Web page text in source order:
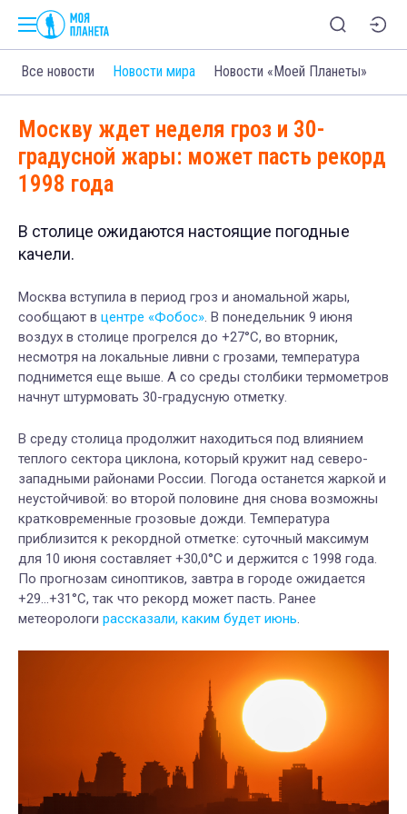
Все новости Новости мира Новости «Моей Планеты»
Москву ждет неделя гроз и 30-
градусной жары: может пасть рекорд
1998 года
В столице ожидаются настоящие погодные
качели.
Москва вступила в период гроз и аномальной жары,
сообщают в центре «Фобос». В понедельник 9 июня
воздух в столице прогрелся до +27°C, во вторник,
несмотря на локальные ливни с грозами, температура
поднимется еще выше. А со среды столбики термометров
начнут штурмовать 30-градусную отметку.
В среду столица продолжит находиться под влиянием
теплого сектора циклона, который кружит над северо-
западными районами России. Погода останется жаркой и
неустойчивой: во второй половине дня снова возможны
кратковременные грозовые дожди. Температура
приблизится к рекордной отметке: суточный максимум
для 10 июня составляет +30,0°C и держится с 1998 года.
По прогнозам синоптиков, завтра в городе ожидается
+29…+31°C, так что рекорд может пасть. Ранее
метеорологи рассказали, каким будет июнь.